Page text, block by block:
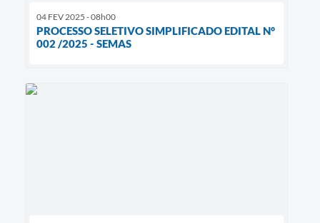
04 FEV 2025 - 08h00
PROCESSO SELETIVO SIMPLIFICADO EDITAL N°
002 /2025 - SEMAS